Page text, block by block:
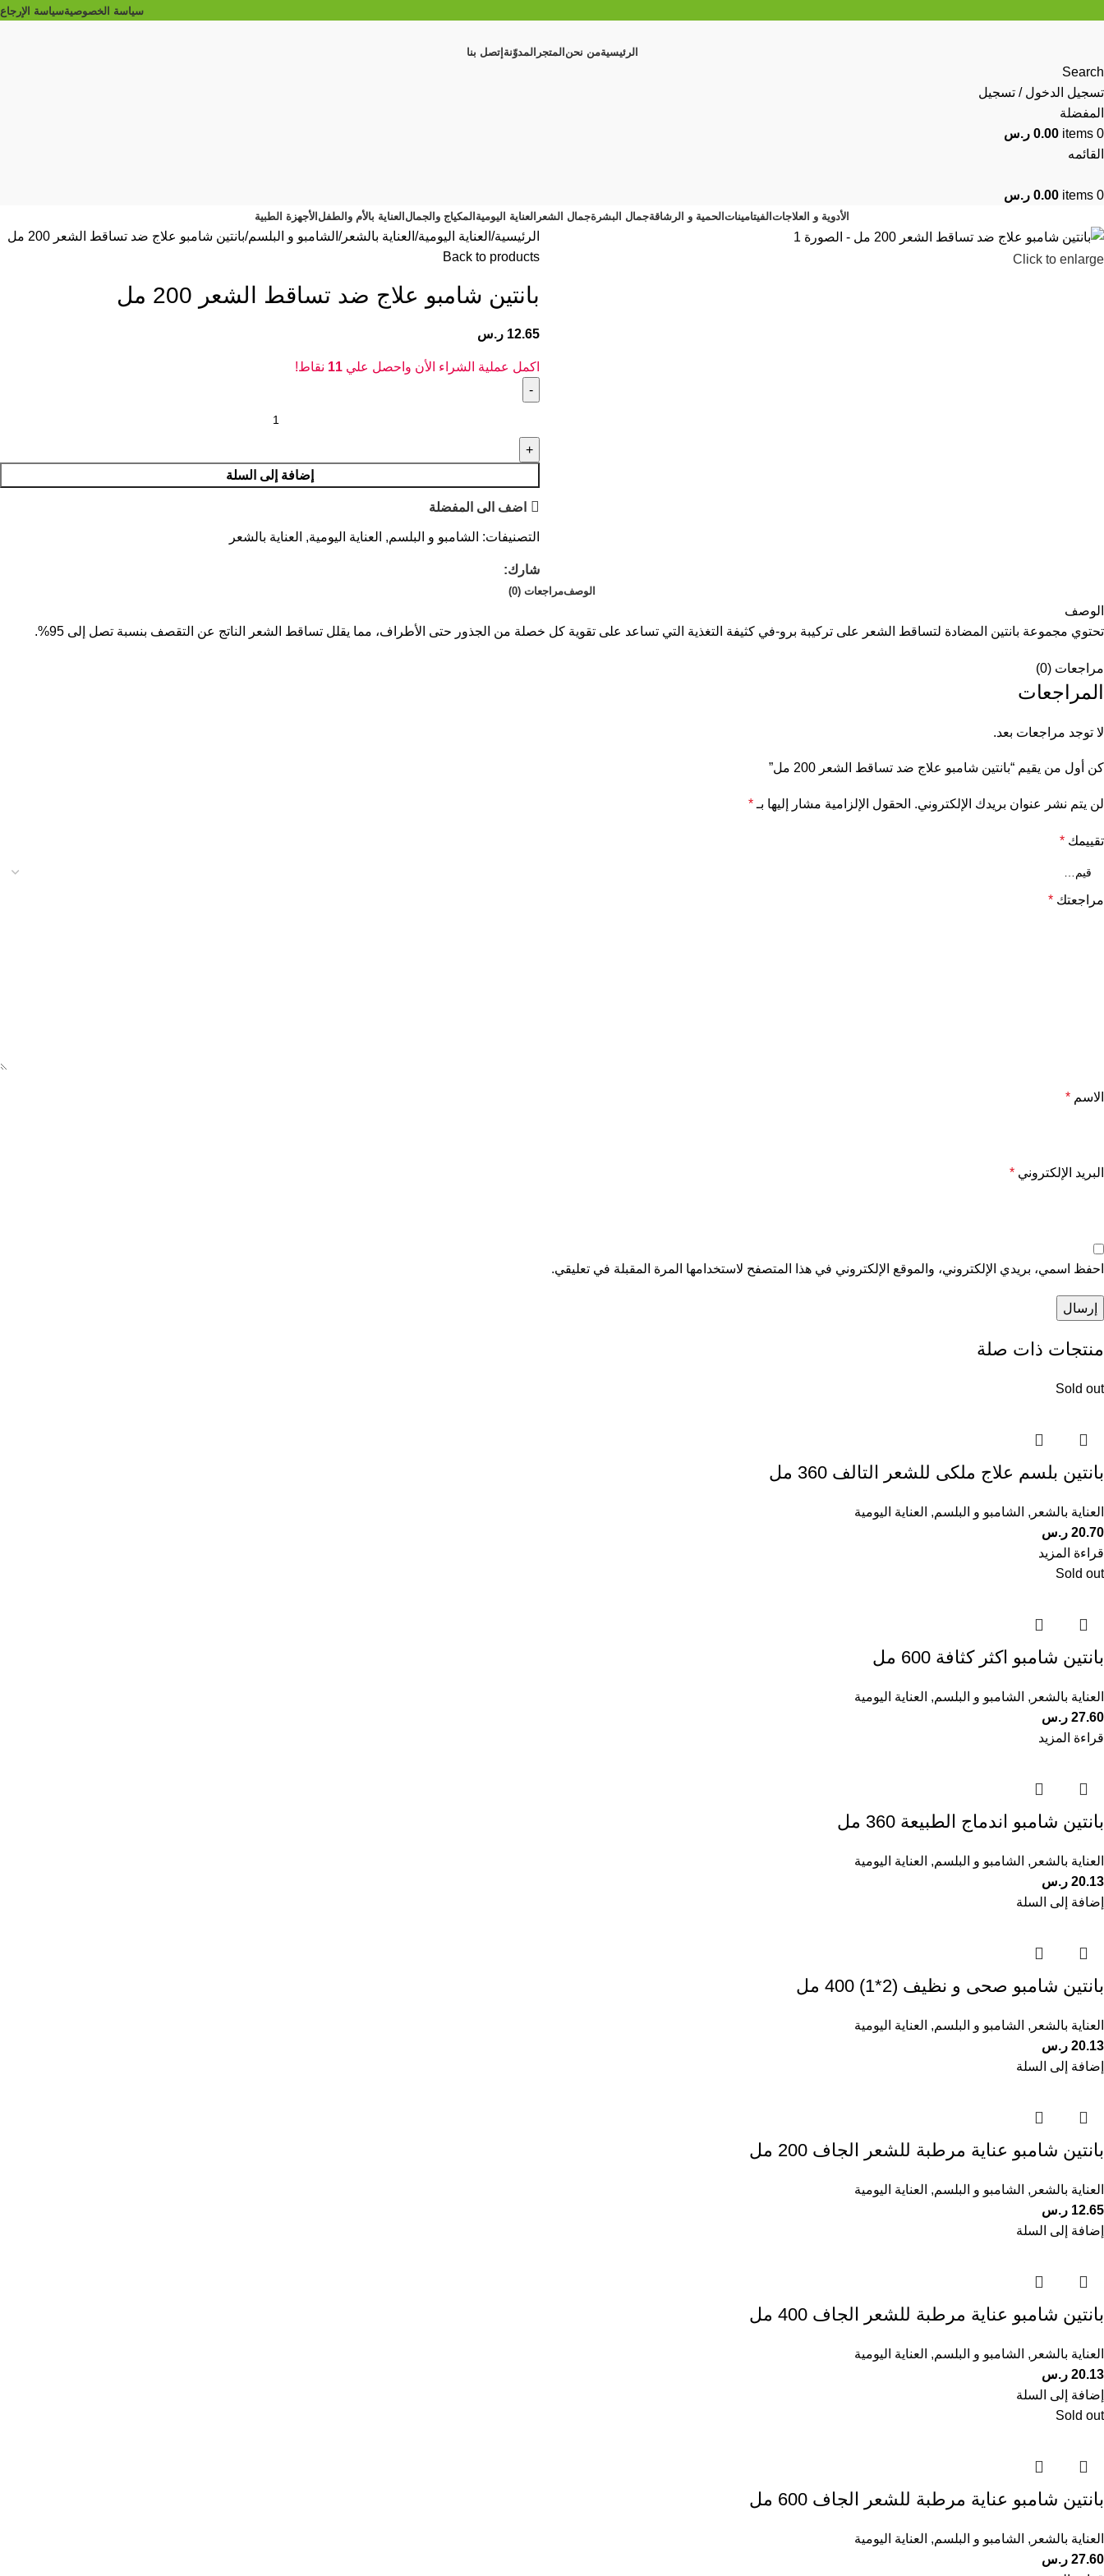
سياسة الخصوصيةسياسة الإرجاع
الرئيسيةمن نحن المتجر المدوّنة إتصل بنا
Search
تسجيل الدخول / تسجيل
المفضلة
0
items
0.00 ر.س
القائمه
0
items
0.00 ر.س
الأدوية و العلاجات الفيتامينات الحمية و الرشاقةجمال البشرةجمال الشعر العناية اليومية المكياج والجمال العناية بالأم والطفل الأجهزة الطبية
Click to enlarge
الرئيسية العناية اليومية العناية بالشعر الشامبو و البلسم بانتين شامبو علاج ضد تساقط الشعر 200 مل
Back to products
بانتين شامبو علاج ضد تساقط الشعر 200 مل
12.65 ر.س
اكمل عملية الشراء الأن واحصل علي 11 نقاط!
إضافة إلى السلة
اضف الى المفضلة
التصنيفات: الشامبو و البلسم, العناية اليومية, العناية بالشعر
شارك:
الوصفمراجعات (0)
الوصف
تحتوي مجموعة بانتين المضادة لتساقط الشعر على تركيبة برو-في كثيفة التغذية التي تساعد على تقوية كل خصلة من الجذور حتى الأطراف، مما يقلل تساقط الشعر الناتج عن التقصف بنسبة تصل إلى 95%.
مراجعات (0)
المراجعات
لا توجد مراجعات بعد.
كن أول من يقيم “بانتين شامبو علاج ضد تساقط الشعر 200 مل”
لن يتم نشر عنوان بريدك الإلكتروني. الحقول الإلزامية مشار إليها بـ *
تقييمك *
مراجعتك *
الاسم *
البريد الإلكتروني *
احفظ اسمي، بريدي الإلكتروني، والموقع الإلكتروني في هذا المتصفح لاستخدامها المرة المقبلة في تعليقي.
منتجات ذات صلة
Sold out
بانتين بلسم علاج ملكى للشعر التالف 360 مل
العناية بالشعر , الشامبو و البلسم, العناية اليومية
20.70 ر.س
قراءة المزيد
Sold out
بانتين شامبو اكثر كثافة 600 مل
العناية بالشعر , الشامبو و البلسم, العناية اليومية
27.60 ر.س
قراءة المزيد
بانتين شامبو اندماج الطبيعة 360 مل
العناية بالشعر , الشامبو و البلسم, العناية اليومية
20.13 ر.س
إضافة إلى السلة
بانتين شامبو صحى و نظيف (2*1) 400 مل
العناية بالشعر , الشامبو و البلسم, العناية اليومية
20.13 ر.س
إضافة إلى السلة
بانتين شامبو عناية مرطبة للشعر الجاف 200 مل
العناية بالشعر , الشامبو و البلسم, العناية اليومية
12.65 ر.س
إضافة إلى السلة
بانتين شامبو عناية مرطبة للشعر الجاف 400 مل
العناية بالشعر , الشامبو و البلسم, العناية اليومية
20.13 ر.س
إضافة إلى السلة
Sold out
بانتين شامبو عناية مرطبة للشعر الجاف 600 مل
العناية بالشعر , الشامبو و البلسم, العناية اليومية
27.60 ر.س